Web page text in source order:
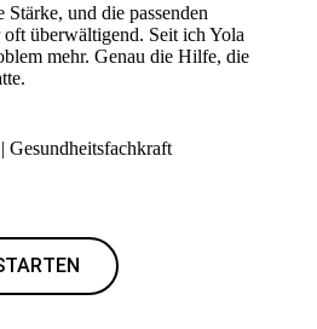
und die passenden
überwältigend. Seit ich Yola
mehr. Genau die Hilfe, die
Gesundheitsfachkraft